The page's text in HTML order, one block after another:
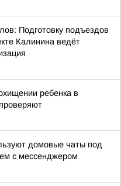
Подготовку подъездов
Калинина ведёт
ребенка в
домовые чаты под
с мессенджером